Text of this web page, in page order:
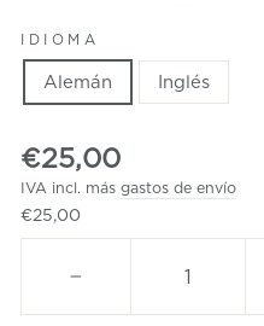
IDIOMA
Alemán Inglés
Precio
normal
€25,00
IVA incl. más gastos de envío
€25,00
-